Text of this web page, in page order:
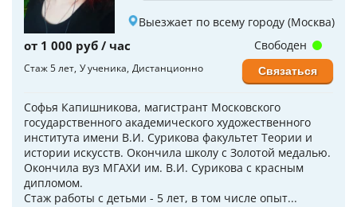
Выезжает по всему городу (Москва)
от 1 000 руб / час
Стаж 5 лет У ученика Дистанционно
Софья Капишникова, магистрант Московского
государственного академического художественного
института имени В.И. Сурикова факультет Теории и
истории искусств. Окончила школу с Золотой медалью.
Окончила вуз МГАХИ им. В.И. Сурикова с красным
дипломом.
Стаж работы с детьми - 5 лет, в том числе опыт...
Свободен
Связаться